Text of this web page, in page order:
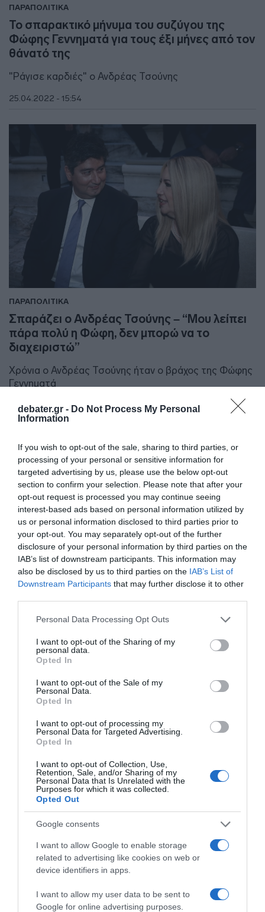
debater.gr - Do Not Process My Personal
Information
If you wish to opt-out of the sale, sharing to third parties, or
processing of your personal or sensitive information for
targeted advertising by us, please use the below opt-out
section to confirm your selection. Please note that after your
opt-out request is processed you may continue seeing
interest-based ads based on personal information utilized by
us or personal information disclosed to third parties prior to
your opt-out. You may separately opt-out of the further
disclosure of your personal information by third parties on the
IAB’s list of downstream participants. This information may
also be disclosed by us to third parties on the IAB’s List of
Downstream Participants that may further disclose it to other
Please note that this website/app uses one or more Google
not limited to your visit or usage behaviour. You may click to
grant or deny consent to Google and its third-party tags to
use your data for below specified purposes in below Google
consent section.
Personal Data Processing Opt Outs
I want to opt-out of the Sharing of my
personal data.
Opted In
I want to opt-out of the Sale of my
Personal Data.
Opted In
I want to opt-out of processing my
Personal Data for Targeted Advertising.
Opted In
I want to opt-out of Collection, Use,
Retention, Sale, and/or Sharing of my
Personal Data that Is Unrelated with the
Purposes for which it was collected.
Opted Out
Google consents
I want to allow Google to enable storage
related to advertising like cookies on web or
device identifiers in apps.
I want to allow my user data to be sent to
Google for online advertising purposes.
ΠΑΡΑΠΟΛΙΤΙΚΑ
Το σπαρακτικό μήνυμα του συζύγου της
Φώφης Γεννηματά για τους έξι μήνες από τον
θάνατό της
"Ράγισε καρδιές" ο Ανδρέας Τσούνης
25.04.2022 - 15:54
ΠΑΡΑΠΟΛΙΤΙΚΑ
Σπαράζει ο Ανδρέας Τσούνης – “Μου λείπει
πάρα πολύ η Φώφη, δεν μπορώ να το
διαχειριστώ”
Χρόνια ο Ανδρέας Τσούνης ήταν ο βράχος της Φώφης
Γεννηματά
22.01.2022 - 14:00
Ξεσπάει ο σύζυγος της Φώφης Γεννηματά –
“Θα ήθελα να δω ανακοίνωση ΚΙΝΑΛ για την
κακοποίηση των γυναικών”
Τι έγραψε σε μία ανάρτηση "κόλαφο" στο Facebook
16.01.2022 - 19:36
ΕΛΛΑΔΑ